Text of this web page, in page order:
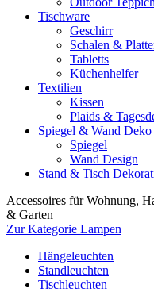
Tischware
Geschirr
Schalen &
Tabletts
Küchenhelfer
Textilien
Kissen
Plaids &
Spiegel & Wand Deko
Spiegel
Wand Design
Stand & Tisch
Accessoires für Wohnung,
& Garten
Zur Kategorie Lampen
Hängeleuchten
Standleuchten
Tischleuchten